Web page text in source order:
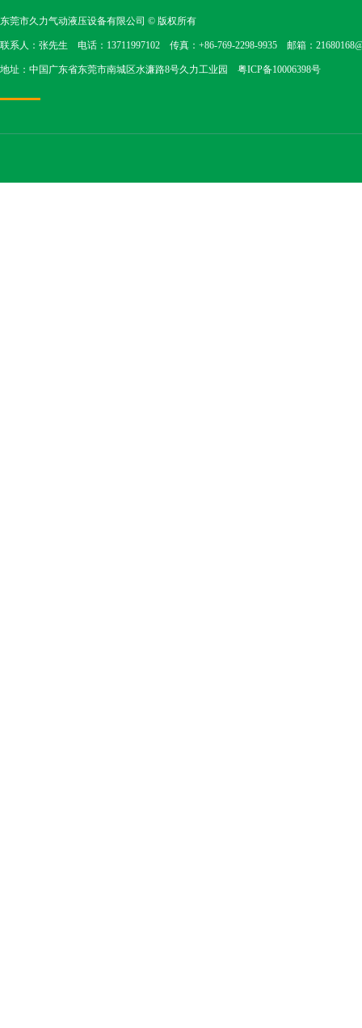
东莞市久力气动液压设备有限公司 © 版权所有
联系人：张先生 电话：13711997102 传真：+86-769-2298-9935 邮箱：
地址：中国广东省东莞市南城区水濂路8号久力工业园 粤ICP备10006398号